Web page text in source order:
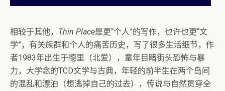
相较于其他， Thin Place是更“个人”的写作，也许也更“文
学”，有关族群和个人的痛苦历史，写了很多生活细节，作
者1983年出生于德里（北爱），童年目睹街头恐怖与暴
力，大学念的TCD文学与古典，年轻的前半生在两个岛间
的混乱和漂泊（想逃掉自己的过去），传说与自然贯穿全